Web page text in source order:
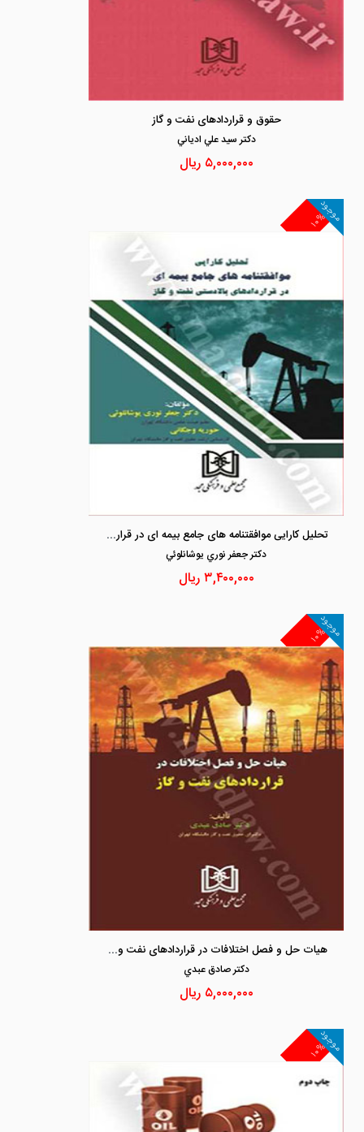
حقوق و قراردادهای نفت و گاز
دكتر سيد علي ادياني
۵,۰۰۰,۰۰۰ ریال
۱۰%
موجود
تحلیل کارایی موافقتنامه های جامع بیمه ای در قراردادهای بالادستی نفت و گاز
دكتر جعفر نوري يوشانلوئي
۳,۴۰۰,۰۰۰ریال
۱۰%
موجود
هیات حل و فصل اختلافات در قراردادهای نفت و گاز
دكتر صادق عبدي
۵,۰۰۰,۰۰۰ ریال
۱۰%
موجود